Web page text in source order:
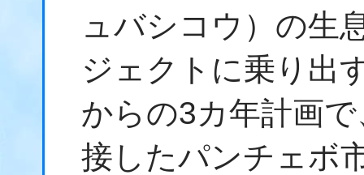
ュバシコウ）の生
ジェクトに乗り出
からの3カ年計画
接したパンチェボ